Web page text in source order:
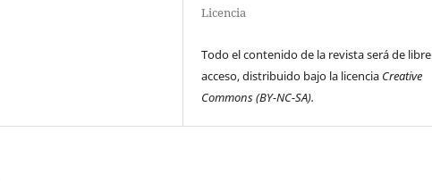
Licencia
Todo el contenido de la revista será de libre
acceso, distribuido bajo la licencia Creative
Commons(BY-NC-SA).